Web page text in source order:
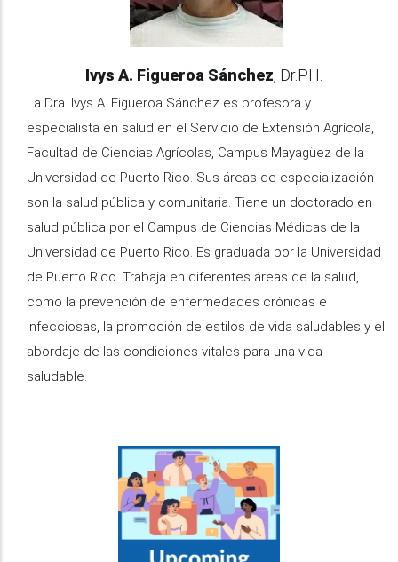
Name
Ivys A. Figueroa Sánchez Credentials/Title
Dr.PH.
Information
La Dra. Ivys A. Figueroa Sánchez es profesora y
especialista en salud en el Servicio de Extensión Agrícola,
Facultad de Ciencias Agrícolas, Campus Mayagüez de la
Universidad de Puerto Rico. Sus áreas de especialización
son la salud pública y comunitaria. Tiene un doctorado en
salud pública por el Campus de Ciencias Médicas de la
Universidad de Puerto Rico. Es graduada por la Universidad
de Puerto Rico. Trabaja en diferentes áreas de la salud,
como la prevención de enfermedades crónicas e
infecciosas, la promoción de estilos de vida saludables y el
abordaje de las condiciones vitales para una vida
saludable.